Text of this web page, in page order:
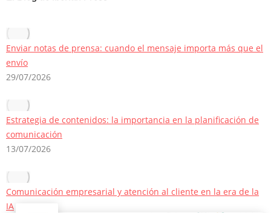
Enviar notas de prensa: cuando el mensaje importa más que el
envío
29/07/2026
Estrategia de contenidos: la importancia en la planificación de
comunicación
13/07/2026
Comunicación empresarial y atención al cliente en la era de la
IA